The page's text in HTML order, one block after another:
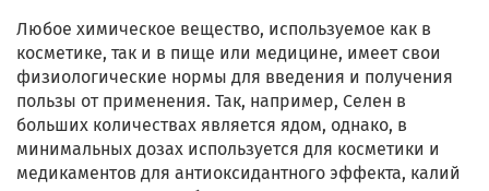
Любое химическое вещество, используемое как в
косметике, так и в пище или медицине, имеет свои
физиологические нормы для введения и получения
пользы от применения. Так, например, Селен в
больших количествах является ядом, однако, в
минимальных дозах используется для косметики и
медикаментов для антиоксидантного эффекта, калий